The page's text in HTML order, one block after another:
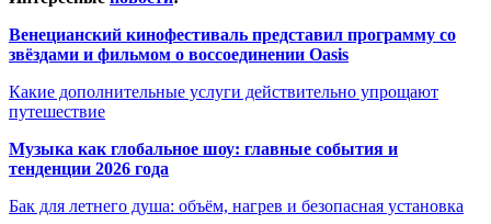
Венецианский кинофестиваль представил программу со
звёздами и фильмом о воссоединении Oasis
Какие дополнительные услуги действительно упрощают
путешествие
Музыка как глобальное шоу: главные события и
тенденции 2026 года
Бак для летнего душа: объём, нагрев и безопасная установка